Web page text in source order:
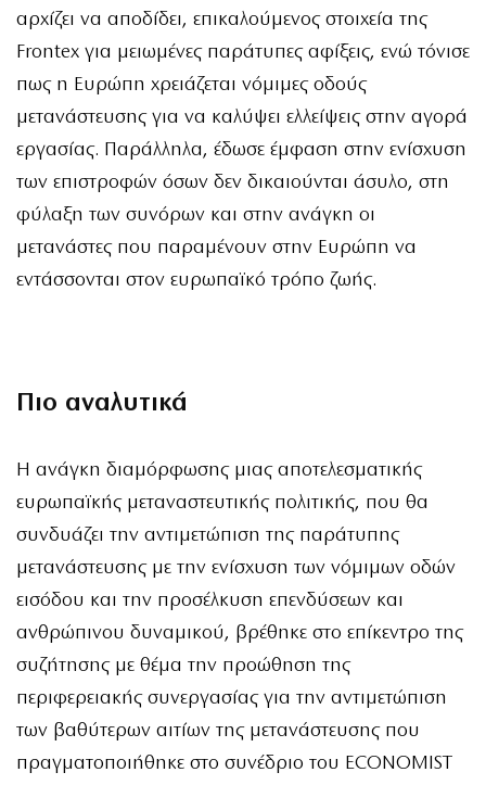
αρχίζει να αποδίδει, επικαλούμενος στοιχεία της
Frontex για μειωμένες παράτυπες αφίξεις, ενώ τόνισε
πως η Ευρώπη χρειάζεται νόμιμες οδούς
μετανάστευσης για να καλύψει ελλείψεις στην αγορά
εργασίας. Παράλληλα, έδωσε έμφαση στην ενίσχυση
των επιστροφών όσων δεν δικαιούνται άσυλο, στη
φύλαξη των συνόρων και στην ανάγκη οι
μετανάστες που παραμένουν στην Ευρώπη να
εντάσσονται στον ευρωπαϊκό τρόπο ζωής.
Πιο αναλυτικά
Η ανάγκη διαμόρφωσης μιας αποτελεσματικής
ευρωπαϊκής μεταναστευτικής πολιτικής, που θα
συνδυάζει την αντιμετώπιση της παράτυπης
μετανάστευσης με την ενίσχυση των νόμιμων οδών
εισόδου και την προσέλκυση επενδύσεων και
ανθρώπινου δυναμικού, βρέθηκε στο επίκεντρο της
συζήτησης με θέμα την προώθηση της
περιφερειακής συνεργασίας για την αντιμετώπιση
των βαθύτερων αιτίων της μετανάστευσης που
πραγματοποιήθηκε στο συνέδριο του ECONOMIST